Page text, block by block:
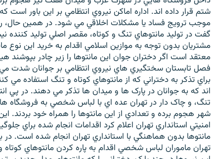
شتم قرار داده اند. اداره اماکن نيروي انتظامي بر اين باور است
موجب ترويج فساد يا مشکلات اخلاقي مي شود. در همين حال،
گفت در توليد مانتوهاي تنگ و کوتاه، مقصر اصلي توليد
مشتريان بدون توجه به موازين اسلامي اقدام به خريد اين نوع
معتقد است اگر دختران جوان اين مانتوها را زير چادر بپوشند
فصل تابستان سختگيري هاي نيروي انتظامي بر جوانان شدت
براي تذکر به دختراني که از مانتوهاي کوتاه و تنگ استفاده مي
اند که به جوانان در پارک ها و ميدان ها تذکر مي دهند. در پي
تنگ، و چاک دار در تهران عده اي با لباس شخصي به
شهر هجوم برده و تعدادي از اين مانتوها را همراه خود
امنيتي استانداري تهران اعلام کرد اقدامات انجام شده براي
مانتوها بدون هماهنگي با استانداري تهران انجام شده است.
تهران ماموران لباس شخصي اقدام به پاره کردن مانتوهاي